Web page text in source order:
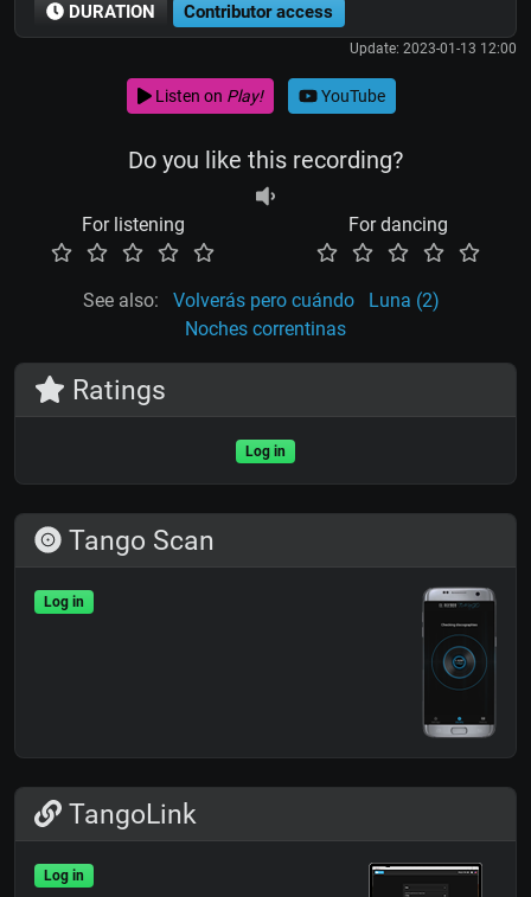
DURATION Contributor access
Update: 2023-01-13 12:00
Listen on Play! YouTube
Do you like this recording?
For listening For dancing
See also: Volverás pero cuándo
Luna (2)
Noches correntinas
Ratings
Log in
Tango Scan
Log in
TangoLink
Log in